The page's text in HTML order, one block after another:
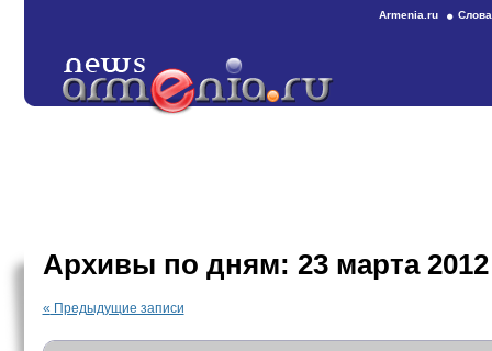
Armenia.ru
Архивы по дням: 23 марта 2012
« Предыдущие записи